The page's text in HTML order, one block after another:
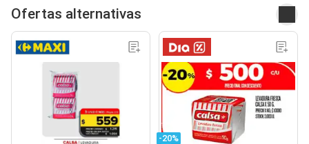
Ofertas alternativas
-20%